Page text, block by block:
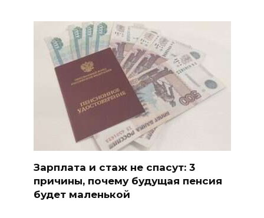
Зарплата и стаж не спасут: 3
причины, почему будущая пенсия
будет маленькой